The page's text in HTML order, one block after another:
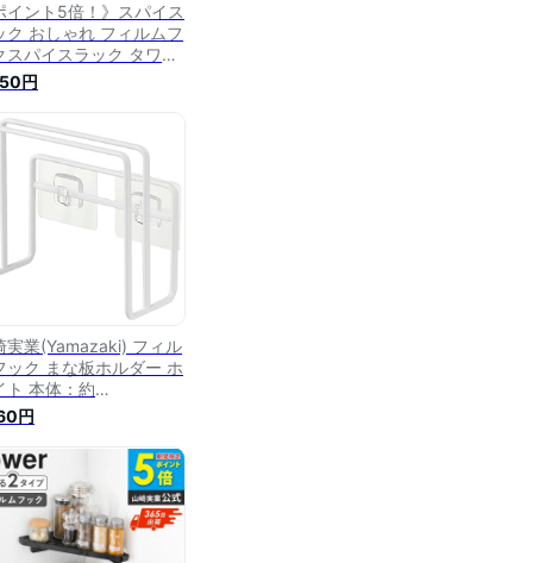
イント5倍！》スパイス
ク おしゃれ フィルムフ
スパイスラック タワー
フィルムフック 調味
かせる収納 壁収納 シ
ル 山崎実業 yamazaki
ジツ キッチン収納 タワ
リーズ 保存容器 調味料
ク 2185 2186 スパイス
円
実業(Yamazaki) フィル
ック まな板ホルダー ホ
ト 本体：約
フィル
ック含まず) タワー
まな板収納 浮かせて
6364
円